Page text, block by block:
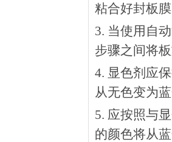
粘合好封板
3. 当使用自
步骤之间将
4. 显色剂应
从无色变为
5. 应按照与
的颜色将从